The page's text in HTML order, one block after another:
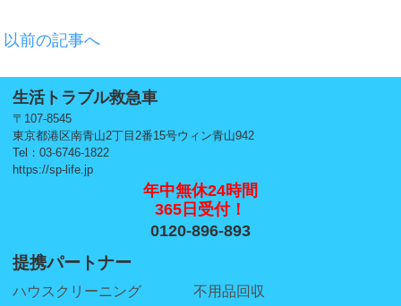
以前の記事へ
生活トラブル救急車
〒107-8545
東京都港区南青山2丁目2番15号ウィン青山942
Tel：03-6746-1822
https://sp-life.jp
年中無休24時間
365日受付！
0120-896-893
提携パートナー
ハウスクリーニング 不用品回収